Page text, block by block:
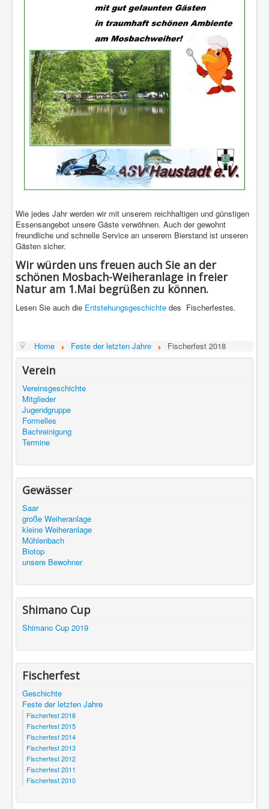
Wie jedes Jahr werden wir mit unserem reichhaltigen und günstigen
Essensangebot unsere Gäste verwöhnen. Auch der gewohnt
freundliche und schnelle Service an unserem Bierstand ist unseren
Gästen sicher.
Wir würden uns freuen auch Sie an der
schönen Mosbach-Weiheranlage in freier
Natur am 1.Mai begrüßen zu können.
Lesen Sie auch die Entstehungsgeschichte des Fischerfestes.
Home Feste der letzten Jahre Fischerfest 2018
Verein
Vereinsgeschichte
Mitglieder
Jugendgruppe
Formelles
Bachreinigung
Termine
Gewässer
Saar
große Weiheranlage
kleine Weiheranlage
Mühlenbach
Biotop
unsere Bewohner
Shimano Cup
Shimano Cup 2019
Fischerfest
Geschichte
Feste der letzten Jahre
Fischerfest 2018
Fischerfest 2015
Fischerfest 2014
Fischerfest 2013
Fischerfest 2012
Fischerfest 2011
Fischerfest 2010